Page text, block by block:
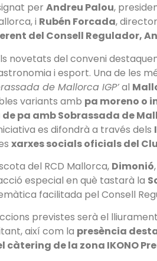
perAndreu Palou,
i Rubén Forcada,
del Consell Regulador,
novetats del conveni
i esport. Una de les
de Mallorca IGP’al
variants amb pa moreno o
de pa amb Sobrassada de
es difondrà a través dels
xarxes socials oficials del
del RCD Mallorca, Dimonió
especial en què tastarà la
facilitada pel Consell
previstes serà el lliurament
així com la presència
càtering de la zona IKONO